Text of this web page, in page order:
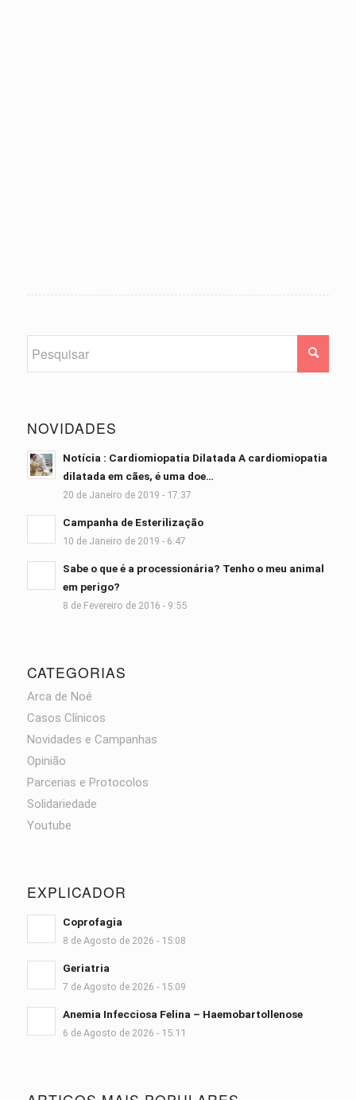
NOVIDADES
Notícia : Cardiomiopatia Dilatada A cardiomiopatia
dilatada em cães, é uma doe…
20 de Janeiro de 2019 - 17:37
Campanha de Esterilização
10 de Janeiro de 2019 - 6:47
Sabe o que é a processionária? Tenho o meu animal
em perigo?
8 de Fevereiro de 2016 - 9:55
CATEGORIAS
Arca de Noé
Casos Clínicos
Novidades e Campanhas
Opinião
Parcerias e Protocolos
Solidariedade
Youtube
EXPLICADOR
Coprofagia
8 de Agosto de 2026 - 15:08
Geriatria
7 de Agosto de 2026 - 15:09
Anemia Infecciosa Felina – Haemobartollenose
6 de Agosto de 2026 - 15:11